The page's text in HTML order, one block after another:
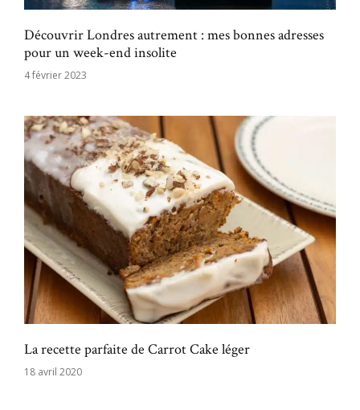
Découvrir Londres autrement : mes bonnes adresses
pour un week-end insolite
4 février 2023
La recette parfaite de Carrot Cake léger
18 avril 2020